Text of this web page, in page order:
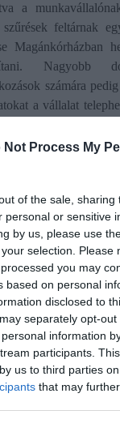
Not Process My
of the sale, sharing
personal or sensitive
by us, please use
selection. Please
you may
based on personal
disclosed to
separately opt-
information
participants.
us to third parties
that may
a
feltárnak
Magánkórházban
Nagyobb
számára
a vállalat
illetve
azóta széles
és értékelik a
szerint hosszabb
a rendszeres
hozhatnak,
Az is
megtartani
egészségügyi
amit az
az
is az adott
esetén is